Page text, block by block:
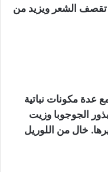
تقصف الشعر ويزيد من
عدة مكونات نباتية
الجوجوبا وزيت
خال من اللوريل